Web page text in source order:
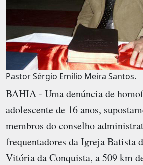
Pastor Sérgio Emílio Meira Santos.
BAHIA - Uma denúncia de
adolescente de 16 anos,
membros do conselho
frequentadores da Igreja Batista
Vitória da Conquista, a 509 km